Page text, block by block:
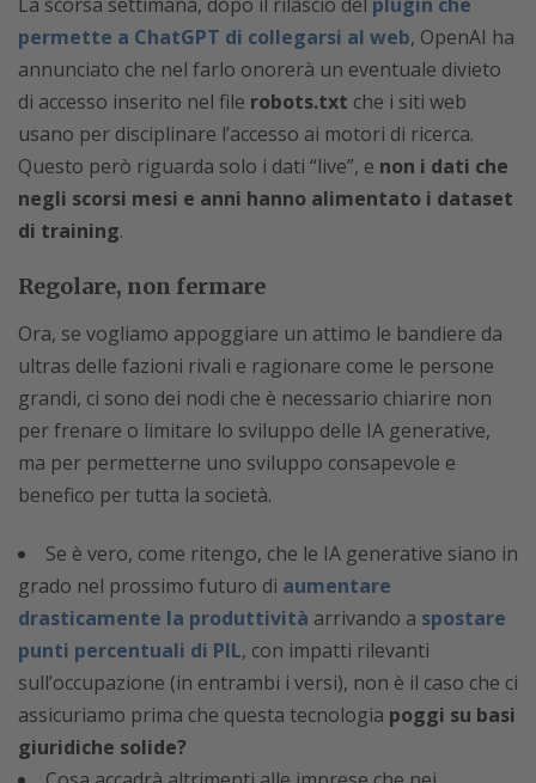
permette a ChatGPT di collegarsi al web, OpenAI ha
annunciato che nel farlo onorerà un eventuale divieto
di accesso inserito nel file robots.txt che i siti web
usano per disciplinare l’accesso ai motori di ricerca.
Questo però riguarda solo i dati “live”, e non i dati che
negli scorsi mesi e anni hanno alimentato i dataset
di training.
Regolare, non fermare
Ora, se vogliamo appoggiare un attimo le bandiere da
ultras delle fazioni rivali e ragionare come le persone
grandi, ci sono dei nodi che è necessario chiarire non
per frenare o limitare lo sviluppo delle IA generative,
ma per permetterne uno sviluppo consapevole e
benefico per tutta la società.
Se è vero, come ritengo, che le IA generative siano in
grado nel prossimo futuro di aumentare
drasticamente la produttività arrivando a spostare
punti percentuali di PIL, con impatti rilevanti
sull’occupazione (in entrambi i versi), non è il caso che ci
assicuriamo prima che questa tecnologia poggi su basi
giuridiche solide?